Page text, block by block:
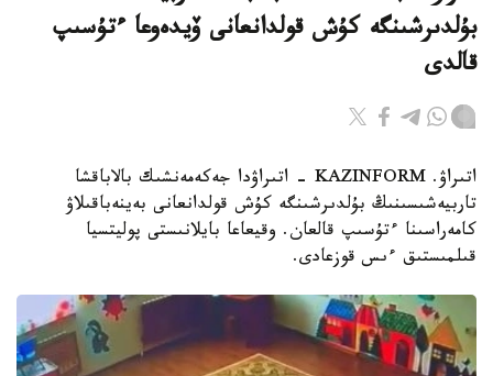
بۇلدىرشىنگە كۇش قولدانعانى ۆيدەوعا ءتۇسىپ
قالدى
اتىراۋ. KAZINFORM - اتىراۋدا جەكەمەنشىك بالاباقشا
تاربيەشىسىنىڭ بۇلدىرشىنگە كۇش قولدانعانى بەينەباقىلاۋ
كامەراسىنا ءتۇسىپ قالعان. وقيعاعا بايلانىستى پوليتسيا
قىلمىستىق ءىس قوزعادى.